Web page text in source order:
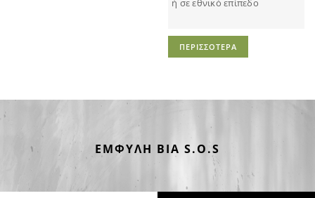
ή σε εθνικό επίπεδο
ΠΕΡΙΣΣΟΤΕΡΑ
ΕΜΦΥΛΗ ΒΙΑ S.O.S